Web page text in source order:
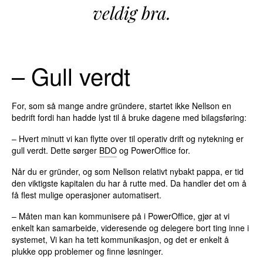
veldig bra.
– Gull verdt
For, som så mange andre gründere, startet ikke Nellson en
bedrift fordi han hadde lyst til å bruke dagene med bilagsføring:
– Hvert minutt vi kan flytte over til operativ drift og nytekning er
gull verdt. Dette sørger BDO og PowerOffice for.
Når du er gründer, og som Nellson relativt nybakt pappa, er tid
den viktigste kapitalen du har å rutte med. Da handler det om å
få flest mulige operasjoner automatisert.
– Måten man kan kommunisere på i PowerOffice, gjør at vi
enkelt kan samarbeide, videresende og delegere bort ting inne i
systemet, Vi kan ha tett kommunikasjon, og det er enkelt å
plukke opp problemer og finne løsninger.